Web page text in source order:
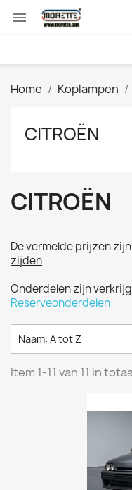

Home Koplampen
CITROËN
CITROËN
De vermelde prijzen
zijden
Onderdelen zijn
Reserveonderdelen
Naam: A tot Z
Item 1-11 van 11 in